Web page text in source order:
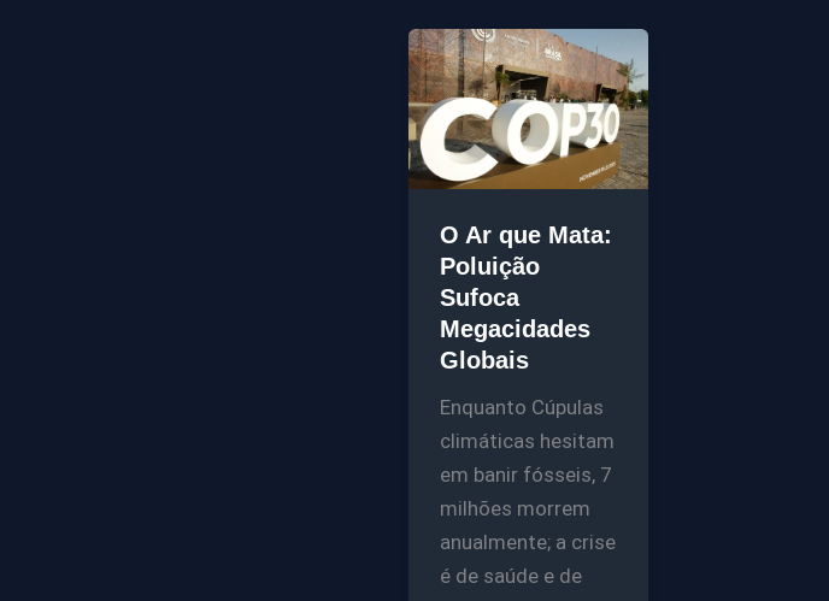
O Ar que Mata:
Poluição
Sufoca
Megacidades
Globais
Enquanto Cúpulas
climáticas hesitam
em banir fósseis, 7
milhões morrem
anualmente; a crise
é de saúde e de